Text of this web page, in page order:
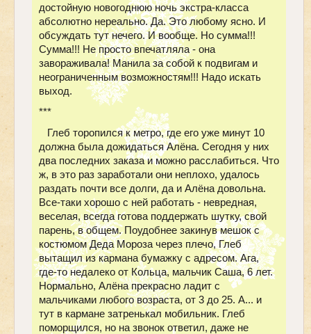
достойную новогоднюю ночь экстра-класса
абсолютно нереально. Да. Это любому ясно. И
обсуждать тут нечего. И вообще. Но сумма!!!
Сумма!!! Не просто впечатляла - она
завораживала! Манила за собой к подвигам и
неограниченным возможностям!!! Надо искать
выход.
***
Глеб торопился к метро, где его уже минут 10
должна была дожидаться Алёна. Сегодня у них
два последних заказа и можно расслабиться. Что
ж, в это раз заработали они неплохо, удалось
раздать почти все долги, да и Алёна довольна.
Все-таки хорошо с ней работать - невредная,
веселая, всегда готова поддержать шутку, свой
парень, в общем. Поудобнее закинув мешок с
костюмом Деда Мороза через плечо, Глеб
вытащил из кармана бумажку с адресом. Ага,
где-то недалеко от Кольца, мальчик Саша, 6 лет.
Нормально, Алёна прекрасно ладит с
мальчиками любого возраста, от 3 до 25. А... и
тут в кармане затренькал мобильник. Глеб
поморщился, но на звонок ответил, даже не